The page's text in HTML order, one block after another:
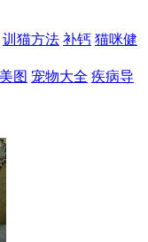
训猫方法 补钙 猫咪健
图 宠物大全 疾病导